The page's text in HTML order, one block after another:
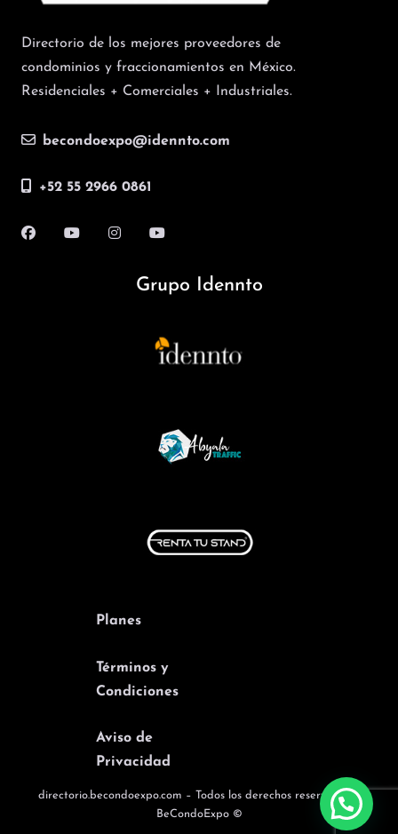
Directorio de los mejores proveedores de
condominios y fraccionamientos en México.
Residenciales + Comerciales + Industriales.
becondoexpo@idennto.com
+52 55 2966 0861
Grupo Idennto
Planes
Términos y
Condiciones
Aviso de
Privacidad
directorio.becondoexpo.com – Todos los derechos reservados –
BeCondoExpo ©